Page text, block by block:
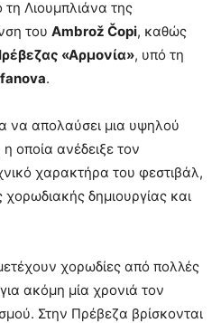
τη Λιουμπλιάνα της
του Ambrož Čopi, καθώς
«Αρμονία», υπό τη
.
να απολαύσει μια υψηλού
οποία ανέδειξε τον
χαρακτήρα του φεστιβάλ,
δημιουργίας και
χορωδίες από πολλές
ακόμη μία χρονιά τον
Στην Πρέβεζα βρίσκονται